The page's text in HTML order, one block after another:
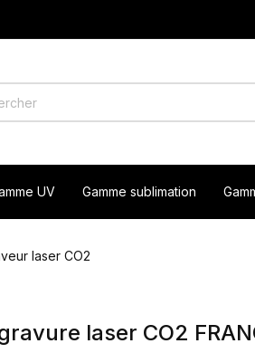
UV Gamme sublimation
laser CO2
laser CO2